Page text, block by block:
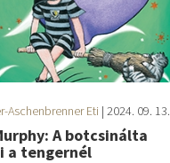
Aschenbrenner Eti | 2024. 09. 13.
A botcsinálta
a tengernél